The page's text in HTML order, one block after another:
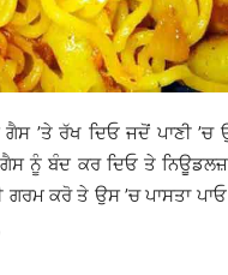
’ਤੇ ਰੱਖ ਦਿਓ ਜਦੋਂ ਪਾਣੀ ’ਚ
ਨੂੰ ਬੰਦ ਕਰ ਦਿਓ ਤੇ
ਗਰਮ ਕਰੋ ਤੇ ਉਸ ’ਚ ਪਾਸਤਾ